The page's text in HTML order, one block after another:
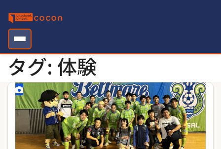
content
タグ: 体験